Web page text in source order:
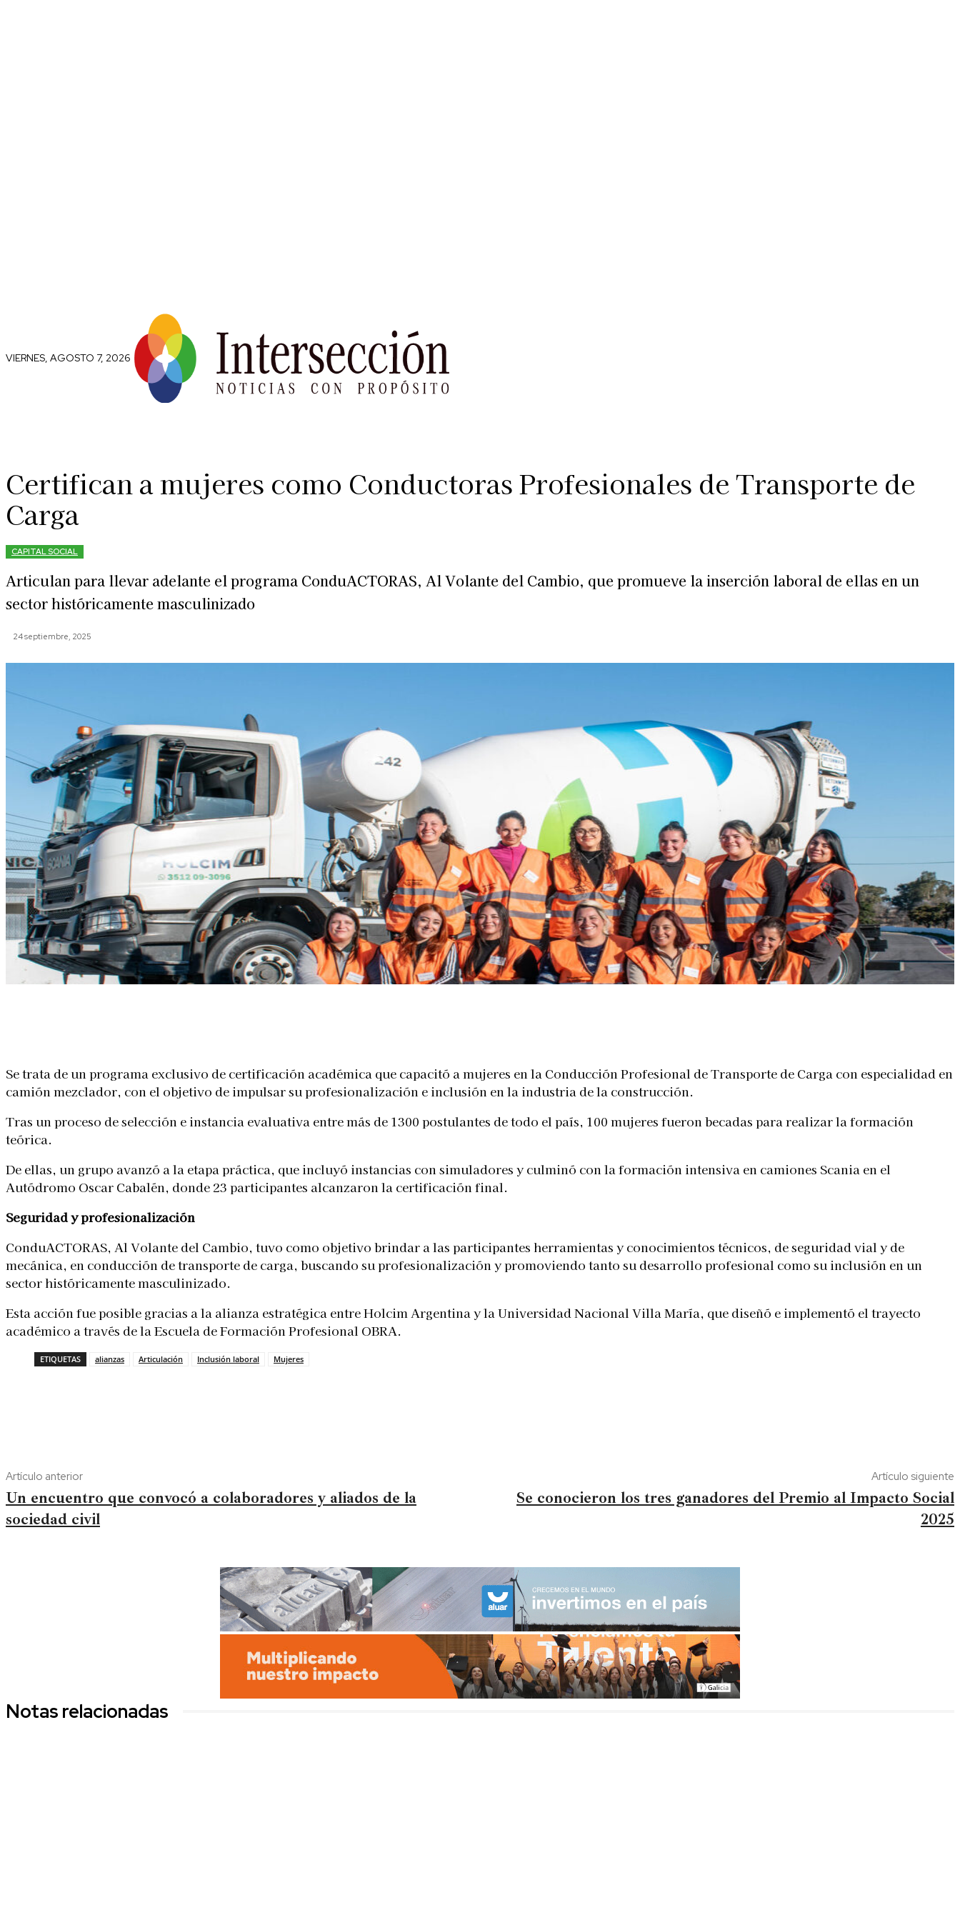
VIERNES, AGOSTO 7, 2026
Certifican a mujeres como Conductoras Profesionales de Transporte de
Carga
CAPITAL SOCIAL
Articulan para llevar adelante el programa ConduACTORAS, Al Volante del Cambio, que promueve la inserción laboral de ellas en un
sector históricamente masculinizado
24 septiembre, 2025
Se trata de un programa exclusivo de certificación académica que capacitó a mujeres en la Conducción Profesional de Transporte de Carga con especialidad en
camión mezclador, con el objetivo de impulsar su profesionalización e inclusión en la industria de la construcción.
Tras un proceso de selección e instancia evaluativa entre más de 1300 postulantes de todo el país, 100 mujeres fueron becadas para realizar la formación
teórica.
De ellas, un grupo avanzó a la etapa práctica, que incluyó instancias con simuladores y culminó con la formación intensiva en camiones Scania en el
Autódromo Oscar Cabalén, donde 23 participantes alcanzaron la certificación final.
Seguridad y profesionalización
ConduACTORAS, Al Volante del Cambio, tuvo como objetivo brindar a las participantes herramientas y conocimientos técnicos, de seguridad vial y de
mecánica, en conducción de transporte de carga, buscando su profesionalización y promoviendo tanto su desarrollo profesional como su inclusión en un
sector históricamente masculinizado.
Esta acción fue posible gracias a la alianza estratégica entre Holcim Argentina y la Universidad Nacional Villa María, que diseñó e implementó el trayecto
académico a través de la Escuela de Formación Profesional OBRA.
ETIQUETAS alianzas Articulación Inclusión laboral Mujeres
Artículo anterior
Un encuentro que convocó a colaboradores y aliados de la
sociedad civil
Artículo siguiente
Se conocieron los tres ganadores del Premio al Impacto Social
2025
Notas relacionadas